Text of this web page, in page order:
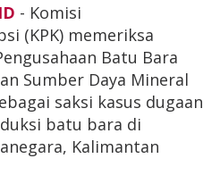
- Komisi
(KPK) memeriksa
Batu Bara
Sumber Daya Mineral
saksi kasus dugaan
batu bara di
Kalimantan